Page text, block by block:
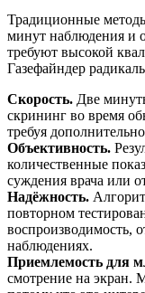
Традиционные
минут наблюдения и
требуют высокой
Газефайндер
Скорость. Две
скрининг во время
требуя
Объективность.
количественные
суждения врача или
Надёжность.
повторном
воспроизводимость,
наблюдениях.
Приемлемость для
смотрение на экран.